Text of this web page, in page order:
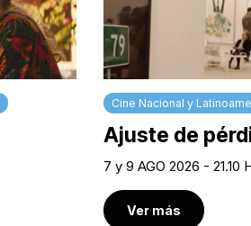
Cine Nacional y
Ajuste de
7 y 9 AGO 2026 - 21.10
Ver más